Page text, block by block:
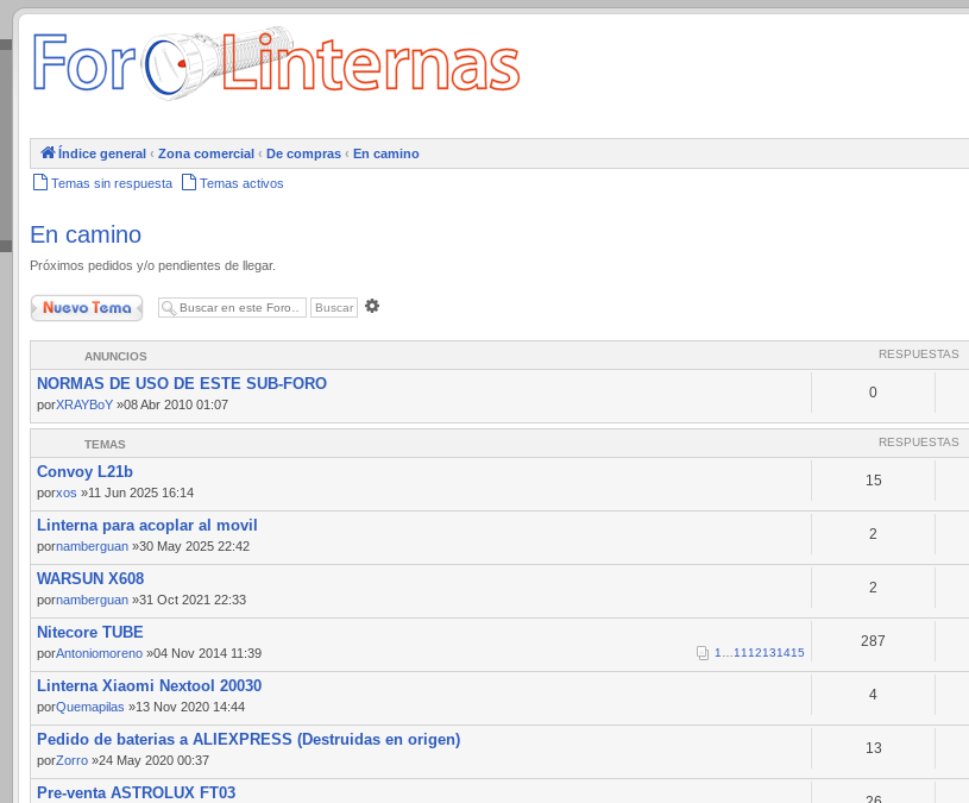
.
Índice general ‹ Zona comercial ‹ De compras ‹ En camino
Temas sin respuesta Temas activos
En camino
Próximos pedidos y/o pendientes de llegar.
Nuevo Tema
ANUNCIOS RESPUESTAS
NORMAS DE USO DE ESTE SUB-FORO
porXRAYBoY »08 Abr 2010 01:07
0
TEMAS RESPUESTAS
Convoy L21b
porxos »11 Jun 2025 16:14
15
Linterna para acoplar al movil
pornamberguan »30 May 2025 22:42
2
WARSUN X608
pornamberguan »31 Oct 2021 22:33
2
Nitecore TUBE
porAntoniomoreno »04 Nov 2014 11:39 1 11 12131415
287
Linterna Xiaomi Nextool 20030
porQuemapilas »13 Nov 2020 14:44
4
Pedido de baterias a ALIEXPRESS (Destruidas en origen)
porZorro »24 May 2020 00:37
13
Pre-venta ASTROLUX FT03